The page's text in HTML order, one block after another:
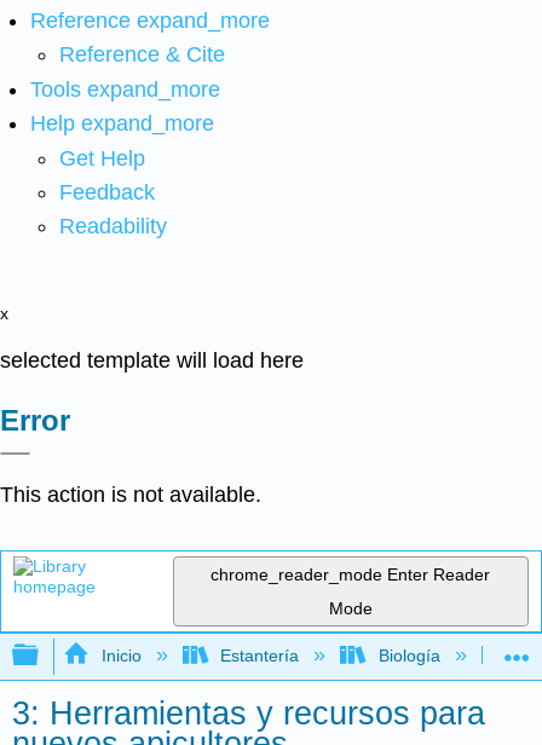
Reference expand_more
Reference & Cite
Tools expand_more
Help expand_more
Get Help
Feedback
Readability
x
selected template will load here
Error
This action is not available.
chrome_reader_mode Enter Reader
Mode
Expandir/contraer jerarquía global
Inicio Estantería Biología
3: Herramientas y recursos para